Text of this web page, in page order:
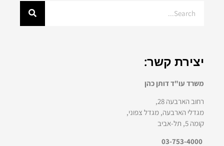
יצירת קשר:
משרד עו"ד דותן כהן
רחוב הארבעה 28,
מגדלי הארבעה, מגדל צפוני,
קומה 5, תל-אביב